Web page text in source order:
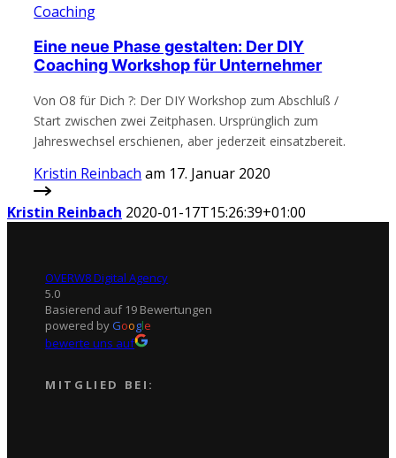
Coaching
Eine neue Phase gestalten: Der DIY
Coaching Workshop für Unternehmer
Von O8 für Dich ?: Der DIY Workshop zum Abschluß /
Start zwischen zwei Zeitphasen. Ursprünglich zum
Jahreswechsel erschienen, aber jederzeit einsatzbereit.
Kristin Reinbach am 17. Januar 2020
Kristin Reinbach 2020-01-17T15:26:39+01:00
OVERW8 Digital Agency
5.0
Basierend auf 19 Bewertungen
powered byGoogle
bewerte uns auf
MITGLIED BEI: